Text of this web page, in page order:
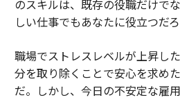
のスキルは、既存の役職だけで
しい仕事でもあなたに役立つだろ
職場でストレスレベルが上昇し
分を取り除くことで安心を求め
だ。しかし、今日の不安定な雇